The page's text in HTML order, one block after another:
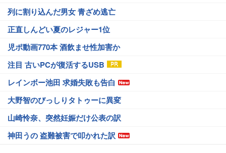
列に割り込んだ男女 青ざめ逃亡
正直しんどい夏のレジャー1位
児ポ動画770本 酒飲ませ性加害か
注目 古いPCが復活するUSB
レインボー池田 求婚失敗も告白
大野智のびっしりタトゥーに異変
山崎怜奈、突然妊娠だけ公表の訳
神田うの 盗難被害で叩かれた訳